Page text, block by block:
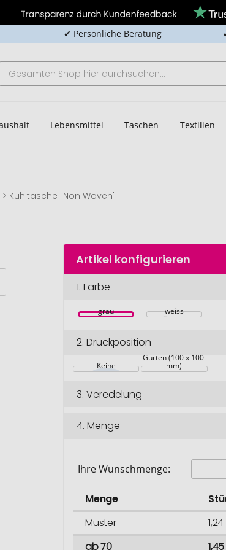
✔ Persönliche Beratung
Lebensmittel Taschen Textilien
Kühltasche "Non Woven"
Artikel konfigurieren
1.Farbe
grau weiss
2.Druckposition
Keine
Gurten (100 x 100
mm)
3.Veredelung
4.Menge
Ihre Wunschmenge:
Menge
Muster
ab 70